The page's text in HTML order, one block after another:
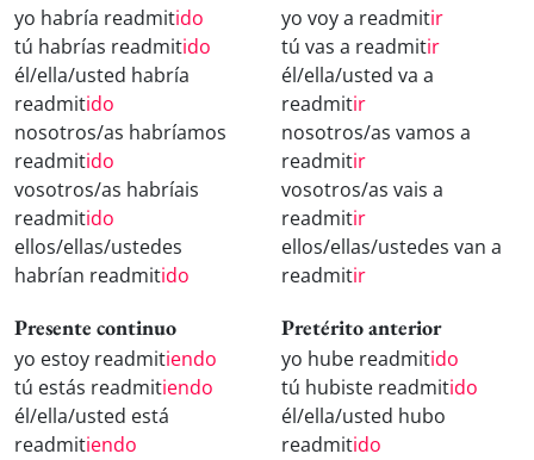
yo habría readmitido
tú habrías readmitido
él/ella/usted habría
readmitido
nosotros/as habríamos
readmitido
vosotros/as habríais
readmitido
ellos/ellas/ustedes
habrían readmitido
yo voy a readmitir
tú vas a readmitir
él/ella/usted va a
readmitir
nosotros/as vamos a
readmitir
vosotros/as vais a
readmitir
ellos/ellas/ustedes van a
readmitir
Presente continuo
yo estoy readmitiendo
tú estás readmitiendo
él/ella/usted está
readmitiendo
Pretérito anterior
yo hube readmitido
tú hubiste readmitido
él/ella/usted hubo
readmitido